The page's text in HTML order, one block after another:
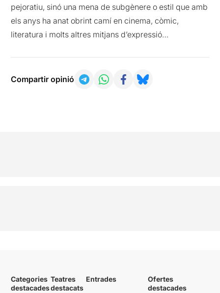
pejoratiu, sinó una mena de subgènere o estil que amb
els anys ha anat obrint camí en cinema, còmic,
literatura i molts altres mitjans d’expressió…
Compartir opinió
Categories
destacades
Teatres
destacats
Entrades
Ofertes
destacades